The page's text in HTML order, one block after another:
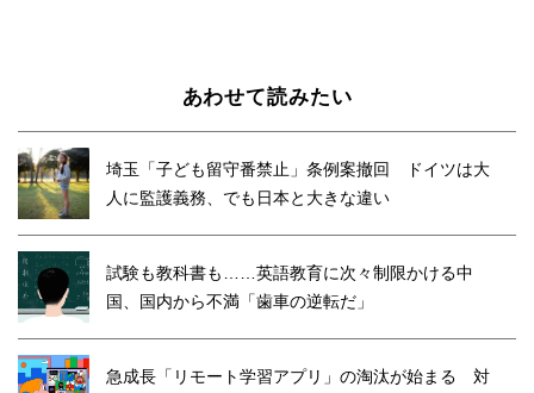
あわせて読みたい
埼玉「子ども留守番禁止」条例案撤回 ドイツは大
人に監護義務、でも日本と大きな違い
試験も教科書も……英語教育に次々制限かける中
国、国内から不満「歯車の逆転だ」
急成長「リモート学習アプリ」の淘汰が始まる 対